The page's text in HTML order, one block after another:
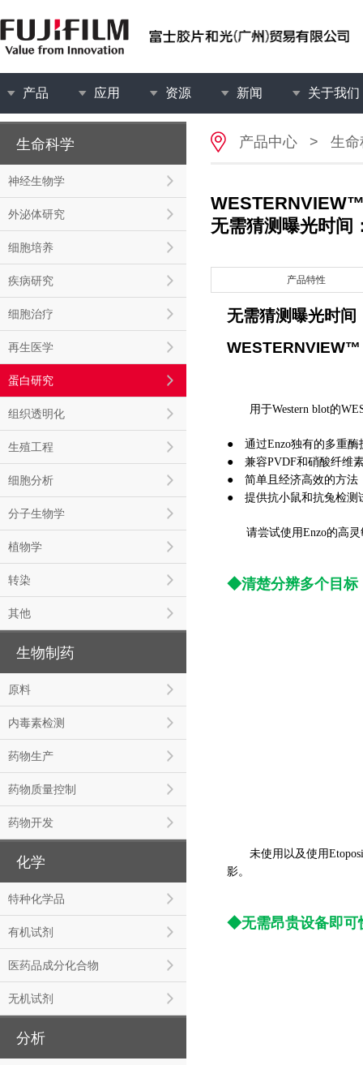
产品 应用 资源 新闻 关于我们
生命科学
神经生物学
外泌体研究
细胞培养
疾病研究
细胞治疗
再生医学
蛋白研究
组织透明化
生殖工程
细胞分析
分子生物学
植物学
转染
其他
生物制药
原料
内毒素检测
药物生产
药物质量控制
药物开发
化学
特种化学品
有机试剂
医药品成分化合物
无机试剂
分析
产品中心 > 生命
无需猜测曝光时间
产品特性
无需猜测曝光时间
用于Western blot的
● 通过Enzo独有的多重酶
● 兼容PVDF和硝酸纤维
● 简单且经济高效的方法
● 提供抗小鼠和抗兔检测
请尝试使用Enzo的高
◆清楚分辨多个目标
未使用以及使用
影。
◆无需昂贵设备即可